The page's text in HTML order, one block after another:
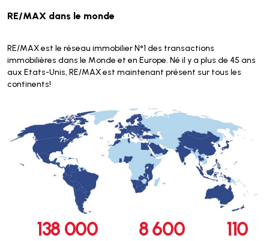
RE/MAX dans le monde
RE/MAX est le réseau immobilier N°1 des transactions
immobilières dans le Monde et en Europe. Né il y a plus de 45 ans
aux Etats-Unis, RE/MAX est maintenant présent sur tous les
continents!
138 000
8 600
110